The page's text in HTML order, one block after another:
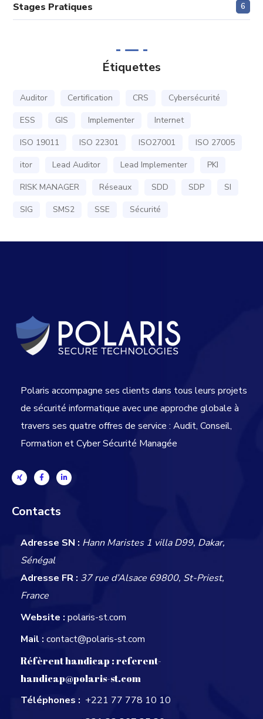
Stages Pratiques 6
Étiquettes
Auditor Certification CRS
Cybersécurité
ESS
GIS Implementer
Internet
ISO 19011
ISO 22301 ISO27001
ISO 27005
itor
Lead Auditor Lead Implementer
PKI
RISK MANAGER
Réseaux SDD SDP
SI
SIG
SMS2 SSE Sécurité
Polaris accompagne ses clients dans tous leurs projets
de sécurité informatique avec une approche globale à
travers ses quatre offres de service : Audit, Conseil,
Formation et Cyber Sécurité Managée
Contacts
Adresse SN : Hann Maristes 1 villa D99, Dakar,
Sénégal
Adresse FR : 37 rue d’Alsace 69800, St-Priest,
France
Website : polaris-st.com
Mail : contact@polaris-st.com
Réfèrent handicap :referent-
handicap@polaris-st.com
Téléphones : +221 77 778 10 10